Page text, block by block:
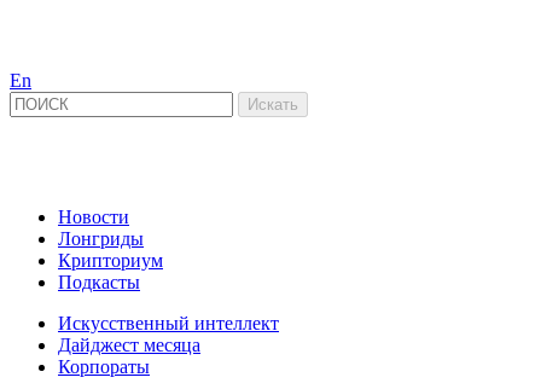
En
Новости
Лонгриды
Крипториум
Подкасты
Искусственный интеллект
Дайджест месяца
Корпораты